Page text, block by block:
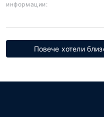
информации:
Повече хотели